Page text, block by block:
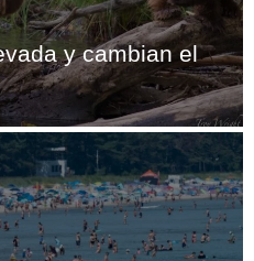
y cambian el